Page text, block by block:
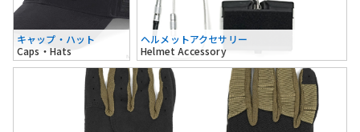
キャップ・ハット
Caps・Hats
ヘルメットアクセサリー
Helmet Accessory